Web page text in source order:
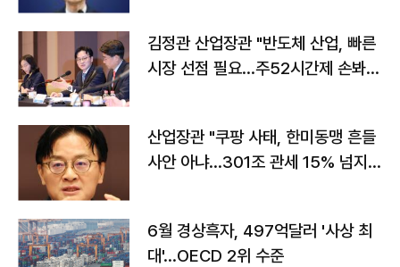
김정관 산업장관 "반도체 산업, 빠른
시장 선점 필요…주52시간제 손봐
산업장관 "쿠팡 사태, 한미동맹 흔들
사안 아냐…301조 관세 15% 넘지
6월 경상흑자, 497억달러 '사상 최
대'…OECD 2위 수준